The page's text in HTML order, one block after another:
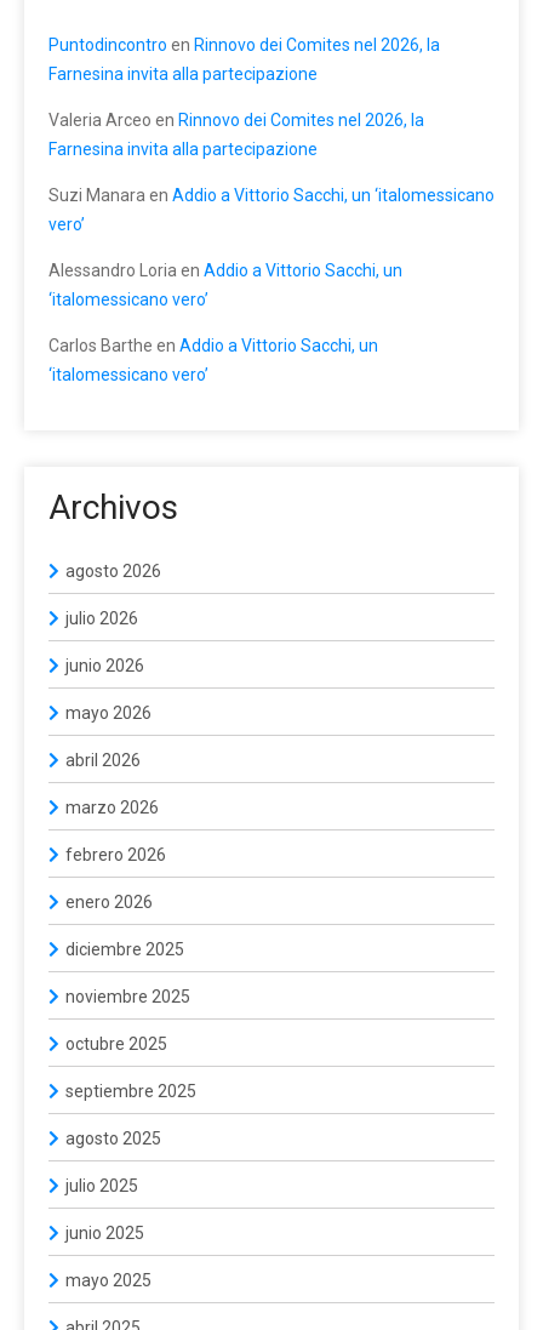
Puntodincontro en Rinnovo dei Comites nel 2026, la
Farnesina invita alla partecipazione
Valeria Arceo en Rinnovo dei Comites nel 2026, la
Farnesina invita alla partecipazione
Suzi Manara en Addio a Vittorio Sacchi, un ‘italomessicano
vero’
Alessandro Loria en Addio a Vittorio Sacchi, un
‘italomessicano vero’
Carlos Barthe en Addio a Vittorio Sacchi, un
‘italomessicano vero’
Archivos
agosto 2026
julio 2026
junio 2026
mayo 2026
abril 2026
marzo 2026
febrero 2026
enero 2026
diciembre 2025
noviembre 2025
octubre 2025
septiembre 2025
agosto 2025
julio 2025
junio 2025
mayo 2025